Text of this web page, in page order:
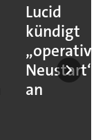
Lucid
kündigt
Neustart“
an